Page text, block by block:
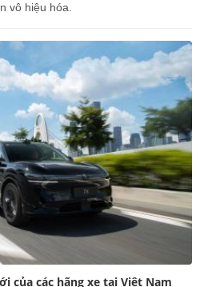
vô hiệu hóa.
của các hãng xe tại Việt Nam